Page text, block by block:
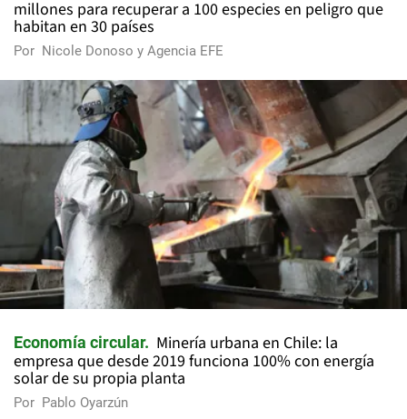
millones para recuperar a 100 especies en peligro que
habitan en 30 países
Por Nicole Donoso y Agencia EFE
Economía circular
Minería urbana en Chile: la
empresa que desde 2019 funciona 100% con energía
solar de su propia planta
Por Pablo Oyarzún